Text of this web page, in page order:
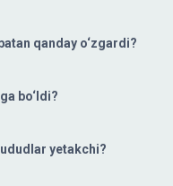
qanday o‘zgardi?
bo‘ldi?
yetakchi?